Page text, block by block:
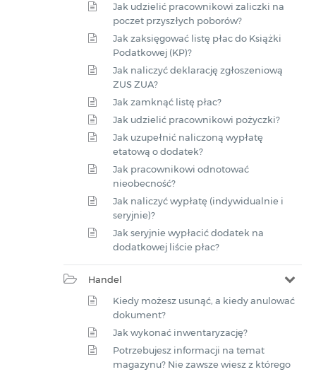
Jak udzielić pracownikowi zaliczki na
poczet przyszłych poborów?
Jak zaksięgować listę płac do Książki
Podatkowej (KP)?
Jak naliczyć deklarację zgłoszeniową
ZUS ZUA?
Jak zamknąć listę płac?
Jak udzielić pracownikowi pożyczki?
Jak uzupełnić naliczoną wypłatę
etatową o dodatek?
Jak pracownikowi odnotować
nieobecność?
Jak naliczyć wypłatę (indywidualnie i
seryjnie)?
Jak seryjnie wypłacić dodatek na
dodatkowej liście płac?
Handel
Kiedy możesz usunąć, a kiedy anulować
dokument?
Jak wykonać inwentaryzację?
Potrzebujesz informacji na temat
magazynu? Nie zawsze wiesz z którego